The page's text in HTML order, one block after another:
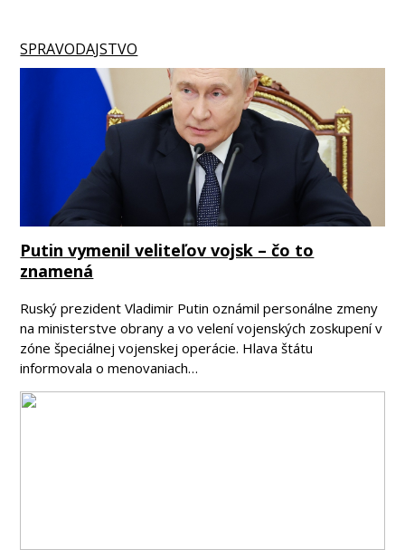
SPRAVODAJSTVO
Putin vymenil veliteľov vojsk – čo to
znamená
Ruský prezident Vladimir Putin oznámil personálne zmeny
na ministerstve obrany a vo velení vojenských zoskupení v
zóne špeciálnej vojenskej operácie. Hlava štátu
informovala o menovaniach…